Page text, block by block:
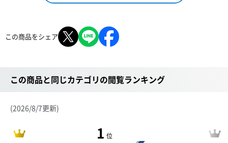
この商品をシェア
この商品と同じカテゴリの閲覧ランキング
(2026/8/7更新)
1 位